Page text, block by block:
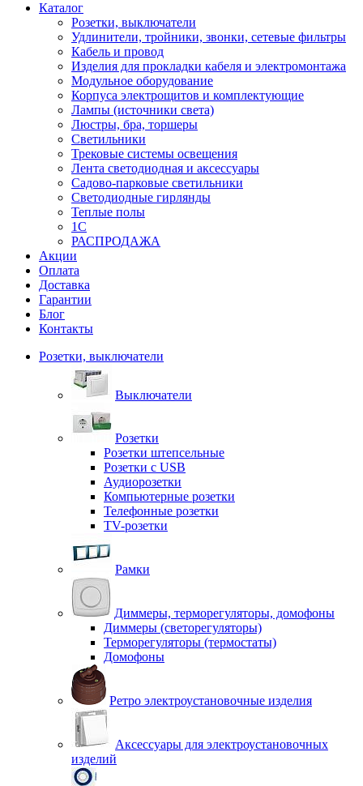
Каталог
Розетки, выключатели
Удлинители, тройники, звонки, сетевые фильтры
Кабель и провод
Изделия для прокладки кабеля и электромонтажа
Модульное оборудование
Корпуса электрощитов и комплектующие
Лампы (источники света)
Люстры, бра, торшеры
Светильники
Трековые системы освещения
Лента светодиодная и аксессуары
Садово-парковые светильники
Светодиодные гирлянды
Теплые полы
1С
РАСПРОДАЖА
Акции
Оплата
Доставка
Гарантии
Блог
Контакты
Розетки, выключатели
Выключатели
Розетки
Розетки штепсельные
Розетки с USB
Аудиорозетки
Компьютерные розетки
Телефонные розетки
TV-розетки
Рамки
Диммеры, терморегуляторы, домофоны
Диммеры (светорегуляторы)
Терморегуляторы (термостаты)
Домофоны
Ретро электроустановочные изделия
Аксессуары для электроустановочных
изделий